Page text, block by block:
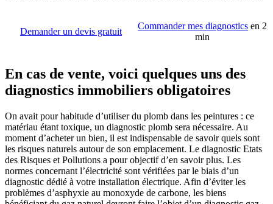
Demander un devis gratuit
Commander mes diagnostics en 2
min
En cas de vente, voici quelques uns des
diagnostics immobiliers obligatoires
On avait pour habitude d’utiliser du plomb dans les peintures : ce
matériau étant toxique, un diagnostic plomb sera nécessaire. Au
moment d’acheter un bien, il est indispensable de savoir quels sont
les risques naturels autour de son emplacement. Le diagnostic Etats
des Risques et Pollutions a pour objectif d’en savoir plus. Les
normes concernant l’électricité sont vérifiées par le biais d’un
diagnostic dédié à votre installation électrique. Afin d’éviter les
problèmes d’asphyxie au monoxyde de carbone, les biens